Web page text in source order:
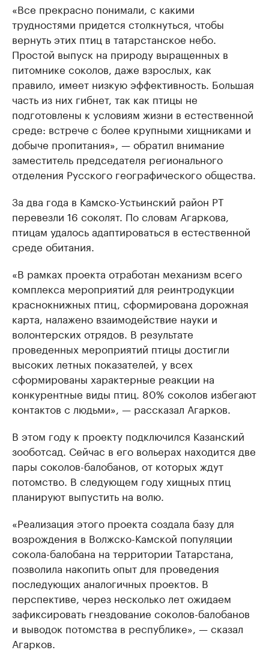
«Все прекрасно понимали, с какими
трудностями придется столкнуться, чтобы
вернуть этих птиц в татарстанское небо.
Простой выпуск на природу выращенных в
питомнике соколов, даже взрослых, как
правило, имеет низкую эффективность. Большая
часть из них гибнет, так как птицы не
подготовлены к условиям жизни в естественной
среде: встрече с более крупными хищниками и
добыче пропитания», — обратил внимание
заместитель председателя регионального
отделения Русского географического общества.
За два года в Камско-Устьинский район РТ
перевезли 16 соколят. По словам Агаркова,
птицам удалось адаптироваться в естественной
среде обитания.
«В рамках проекта отработан механизм всего
комплекса мероприятий для реинтродукции
краснокнижных птиц, сформирована дорожная
карта, налажено взаимодействие науки и
волонтерских отрядов. В результате
проведенных мероприятий птицы достигли
высоких летных показателей, у всех
сформированы характерные реакции на
конкурентные виды птиц. 80% соколов избегают
контактов с людьми», — рассказал Агарков.
В этом году к проекту подключился Казанский
зооботсад. Сейчас в его вольерах находится две
пары соколов-балобанов, от которых ждут
потомство. В следующем году хищных птиц
планируют выпустить на волю.
«Реализация этого проекта создала базу для
возрождения в Волжско-Камской популяции
сокола-балобана на территории Татарстана,
позволила накопить опыт для проведения
последующих аналогичных проектов. В
перспективе, через несколько лет ожидаем
зафиксировать гнездование соколов-балобанов
и выводок потомства в республике», — сказал
Агарков.